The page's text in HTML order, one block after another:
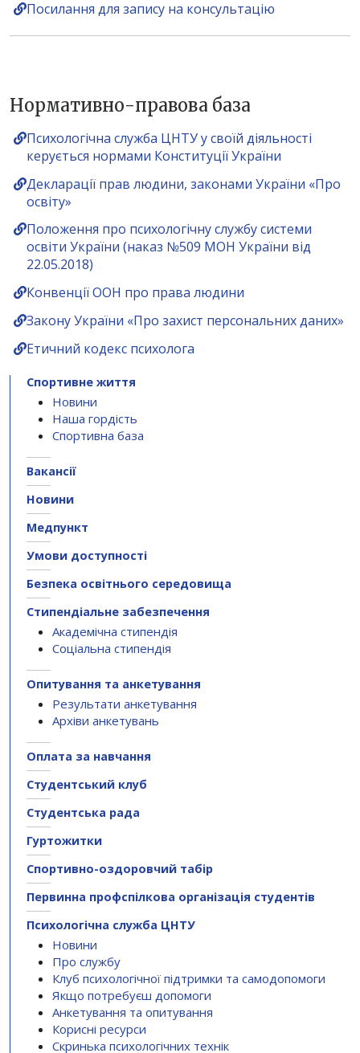
Посилання для запису на консультацію
Нормативно-правова база
Психологічна служба ЦНТУ у своїй діяльності
керується нормами Конституції України
Декларації прав людини, законами України «Про
освіту»
Положення про психологічну службу системи
освіти України (наказ №509 МОН України від
22.05.2018)
Конвенції ООН про права людини
Закону України «Про захист персональних даних»
Етичний кодекс психолога
Спортивне життя
Новини
Наша гордість
Спортивна база
Вакансії
Новини
Медпункт
Умови доступності
Безпека освітнього середовища
Стипендіальне забезпечення
Академічна стипендія
Соціальна стипендія
Опитування та анкетування
Результати анкетування
Архіви анкетувань
Оплата за навчання
Студентський клуб
Студентська рада
Гуртожитки
Спортивно-оздоровчий табір
Первинна профспілкова організація студентів
Психологічна служба ЦНТУ
Новини
Про службу
Клуб психологічної підтримки та самодопомоги
Якщо потребуєш допомоги
Анкетування та опитування
Корисні ресурси
Скринька психологічних технік